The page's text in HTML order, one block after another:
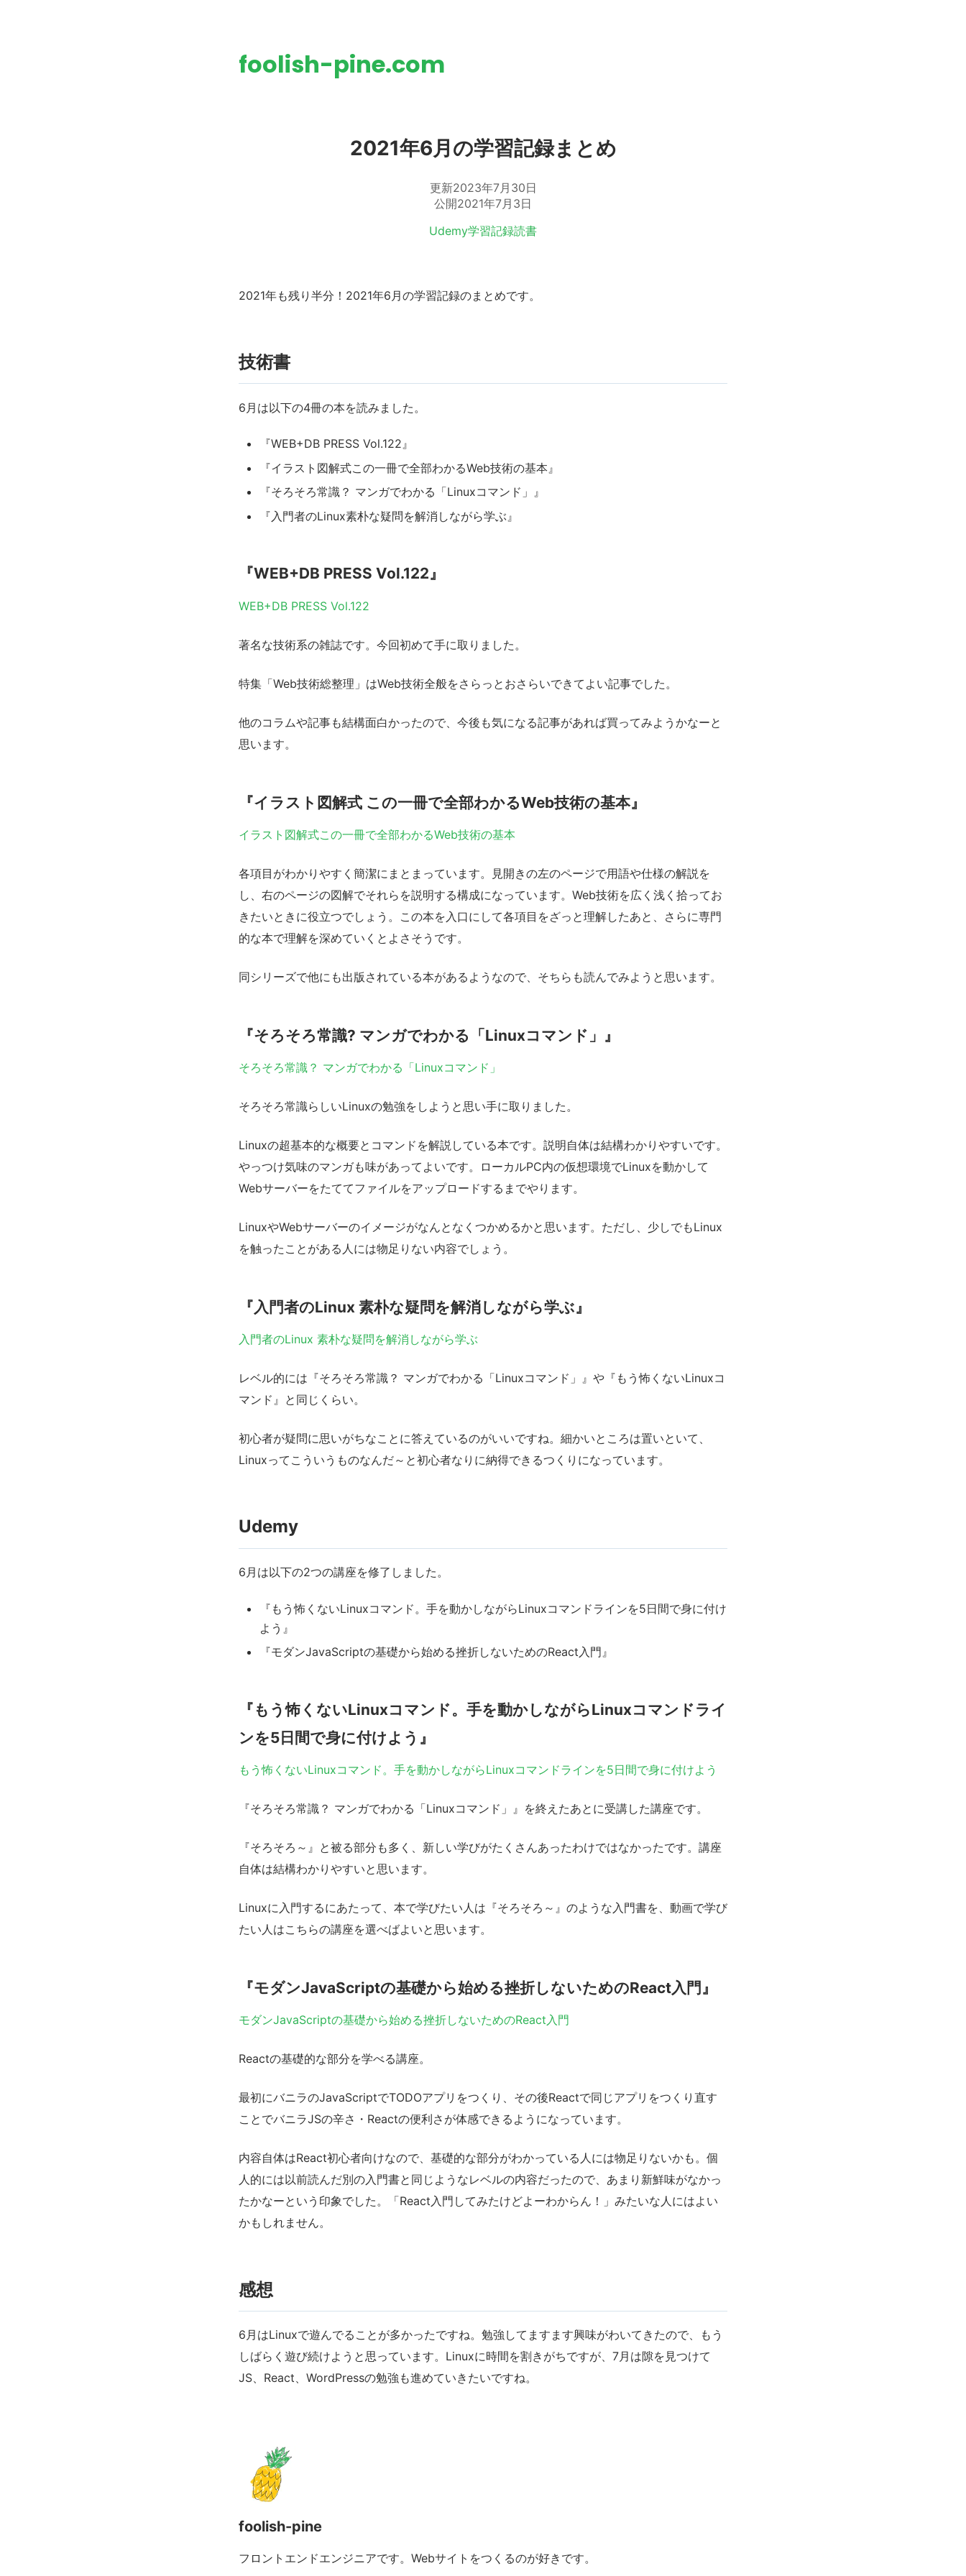
foolish-pine.com
2021年6月の学習記録まとめ
更新2023年7月30日
公開2021年7月3日
Udemy学習記録読書
2021年も残り半分！2021年6月の学習記録のまとめです。
技術書
6月は以下の4冊の本を読みました。
『WEB+DB PRESS Vol.122』
『イラスト図解式この一冊で全部わかるWeb技術の基本』
『そろそろ常識？ マンガでわかる「Linuxコマンド」』
『入門者のLinux素朴な疑問を解消しながら学ぶ』
『WEB+DB PRESS Vol.122』
WEB+DB PRESS Vol.122
著名な技術系の雑誌です。今回初めて手に取りました。
特集「Web技術総整理」はWeb技術全般をさらっとおさらいできてよい記事でした。
他のコラムや記事も結構面白かったので、今後も気になる記事があれば買ってみようかなーと
思います。
『イラスト図解式 この一冊で全部わかるWeb技術の基本』
イラスト図解式この一冊で全部わかるWeb技術の基本
各項目がわかりやすく簡潔にまとまっています。見開きの左のページで用語や仕様の解説を
し、右のページの図解でそれらを説明する構成になっています。Web技術を広く浅く拾ってお
きたいときに役立つでしょう。この本を入口にして各項目をざっと理解したあと、さらに専門
的な本で理解を深めていくとよさそうです。
同シリーズで他にも出版されている本があるようなので、そちらも読んでみようと思います。
『そろそろ常識? マンガでわかる「Linuxコマンド」』
そろそろ常識？ マンガでわかる「Linuxコマンド」
そろそろ常識らしいLinuxの勉強をしようと思い手に取りました。
Linuxの超基本的な概要とコマンドを解説している本です。説明自体は結構わかりやすいです。
やっつけ気味のマンガも味があってよいです。ローカルPC内の仮想環境でLinuxを動かして
Webサーバーをたててファイルをアップロードするまでやります。
LinuxやWebサーバーのイメージがなんとなくつかめるかと思います。ただし、少しでもLinux
を触ったことがある人には物足りない内容でしょう。
『入門者のLinux 素朴な疑問を解消しながら学ぶ』
入門者のLinux 素朴な疑問を解消しながら学ぶ
レベル的には『そろそろ常識？ マンガでわかる「Linuxコマンド」』や『もう怖くないLinuxコ
マンド』と同じくらい。
初心者が疑問に思いがちなことに答えているのがいいですね。細かいところは置いといて、
Linuxってこういうものなんだ～と初心者なりに納得できるつくりになっています。
Udemy
6月は以下の2つの講座を修了しました。
『もう怖くないLinuxコマンド。手を動かしながらLinuxコマンドラインを5日間で身に付け
よう』
『モダンJavaScriptの基礎から始める挫折しないためのReact入門』
『もう怖くないLinuxコマンド。手を動かしながらLinuxコマンドライ
ンを5日間で身に付けよう』
もう怖くないLinuxコマンド。手を動かしながらLinuxコマンドラインを5日間で身に付けよう
『そろそろ常識？ マンガでわかる「Linuxコマンド」』を終えたあとに受講した講座です。
『そろそろ～』と被る部分も多く、新しい学びがたくさんあったわけではなかったです。講座
自体は結構わかりやすいと思います。
Linuxに入門するにあたって、本で学びたい人は『そろそろ～』のような入門書を、動画で学び
たい人はこちらの講座を選べばよいと思います。
『モダンJavaScriptの基礎から始める挫折しないためのReact入門』
モダンJavaScriptの基礎から始める挫折しないためのReact入門
Reactの基礎的な部分を学べる講座。
最初にバニラのJavaScriptでTODOアプリをつくり、その後Reactで同じアプリをつくり直す
ことでバニラJSの辛さ・Reactの便利さが体感できるようになっています。
内容自体はReact初心者向けなので、基礎的な部分がわかっている人には物足りないかも。個
人的には以前読んだ別の入門書と同じようなレベルの内容だったので、あまり新鮮味がなかっ
たかなーという印象でした。「React入門してみたけどよーわからん！」みたいな人にはよい
かもしれません。
感想
6月はLinuxで遊んでることが多かったですね。勉強してますます興味がわいてきたので、もう
しばらく遊び続けようと思っています。Linuxに時間を割きがちですが、7月は隙を見つけて
JS、React、WordPressの勉強も進めていきたいですね。
foolish-pine
フロントエンドエンジニアです。Webサイトをつくるのが好きです。